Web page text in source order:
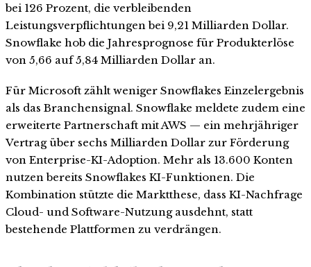
bei 126 Prozent, die verbleibenden
Leistungsverpflichtungen bei 9,21 Milliarden Dollar.
Snowflake hob die Jahresprognose für Produkterlöse
von 5,66 auf 5,84 Milliarden Dollar an.
Für Microsoft zählt weniger Snowflakes Einzelergebnis
als das Branchensignal. Snowflake meldete zudem eine
erweiterte Partnerschaft mit AWS — ein mehrjähriger
Vertrag über sechs Milliarden Dollar zur Förderung
von Enterprise-KI-Adoption. Mehr als 13.600 Konten
nutzen bereits Snowflakes KI-Funktionen. Die
Kombination stützte die Marktthese, dass KI-Nachfrage
Cloud- und Software-Nutzung ausdehnt, statt
bestehende Plattformen zu verdrängen.